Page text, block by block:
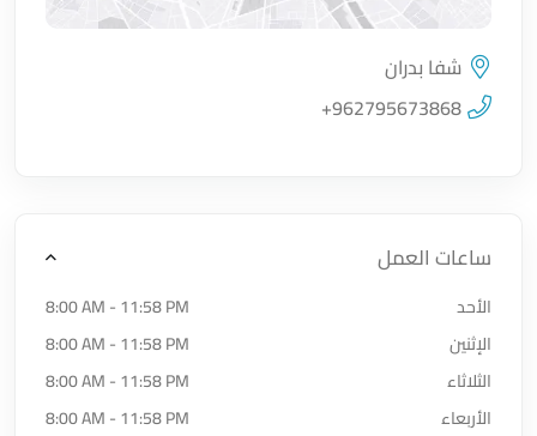
اضغط لتحميل الموقع
شفا بدران
+962795673868
ساعات العمل
الأحد
8:00 AM - 11:58 PM
الإثنين
8:00 AM - 11:58 PM
الثلاثاء
8:00 AM - 11:58 PM
الأربعاء
8:00 AM - 11:58 PM